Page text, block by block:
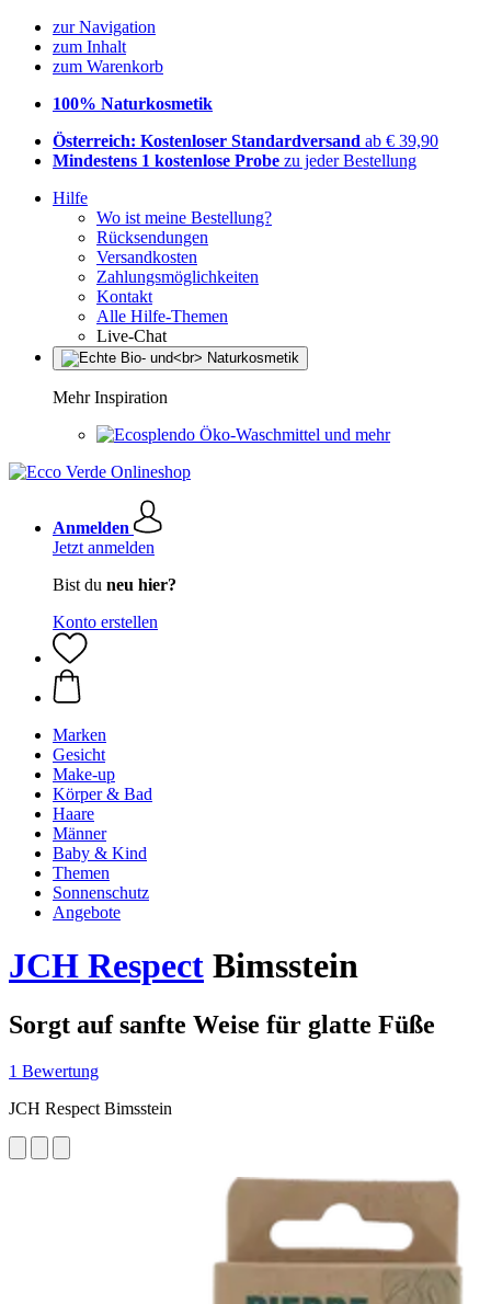
zur Navigation
zum Inhalt
zum Warenkorb
100% Naturkosmetik
Österreich: Kostenloser Standardversand ab € 39,90
Mindestens 1 kostenlose Probe zu jeder Bestellung
Hilfe
Wo ist meine Bestellung?
Rücksendungen
Versandkosten
Zahlungsmöglichkeiten
Kontakt
Alle Hilfe-Themen
Live-Chat
Mehr Inspiration
Öko-Waschmittel und mehr
Anmelden
Jetzt anmelden
Bist du neu hier?
Konto erstellen
Marken
Gesicht
Make-up
Körper & Bad
Haare
Männer
Baby & Kind
Themen
Sonnenschutz
Angebote
JCH Respect Bimsstein
Sorgt auf sanfte Weise für glatte Füße
1 Bewertung
JCH Respect Bimsstein